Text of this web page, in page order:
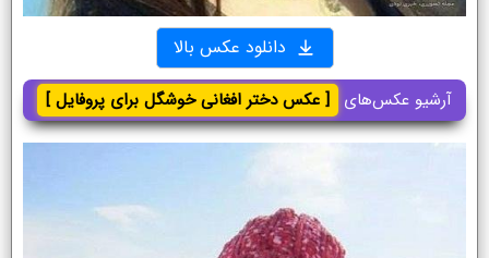
دانلود عکس بالا
آرشیو عکس‌های [ عکس دختر افغانی خوشگل برای پروفایل ]